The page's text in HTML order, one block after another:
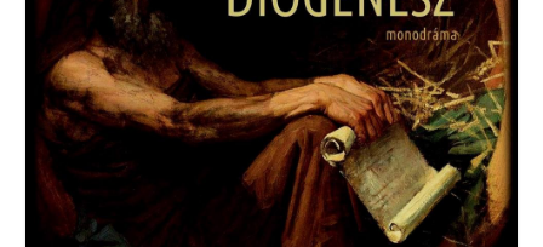
Meghívott előadások
Vendégszerepléseink
Tréningek / Workshopok
DESZ blog
Elérhetőségek